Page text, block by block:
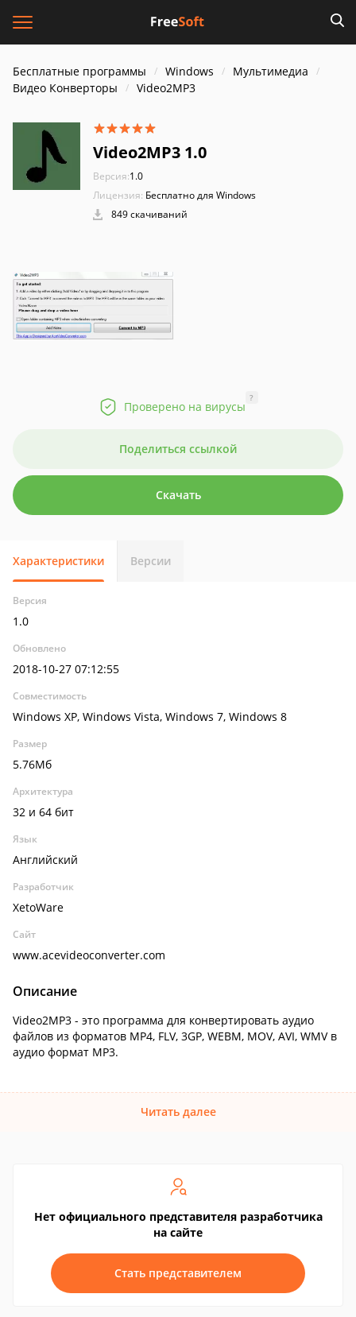
Бесплатные программы Windows
Мультимедиа
Видео Конверторы
Video2MP3
Video2MP3 1.0
Версия:1.0
Лицензия: Бесплатно для Windows
849 скачиваний
Проверено на вирусы
?
Поделиться ссылкой
Скачать
Характеристики Версии
Версия
1.0
Обновлено
2018-10-27 07:12:55
Совместимость
Windows XP, Windows Vista, Windows 7, Windows 8
Размер
5.76Мб
Архитектура
32 и 64 бит
Язык
Английский
Разработчик
XetoWare
Сайт
www.acevideoconverter.com
Описание
Video2MP3 - это программа для конвертировать аудио
файлов из форматов MP4, FLV, 3GP, WEBM, MOV, AVI, WMV в
аудио формат MP3.
Читать далее
Нет официального представителя разработчика
на сайте
Стать представителем